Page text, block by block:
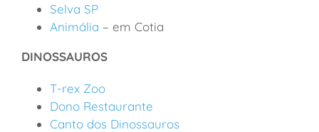
Selva SP
Animália – em Cotia
DINOSSAUROS
T-rex Zoo
Dono Restaurante
Canto dos Dinossauros